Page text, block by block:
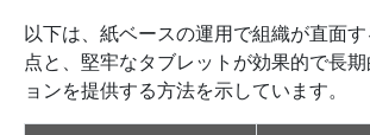
以下は、紙ベースの運用で組織が直面
点と、堅牢なタブレットが効果的で長
ョンを提供する方法を示しています。